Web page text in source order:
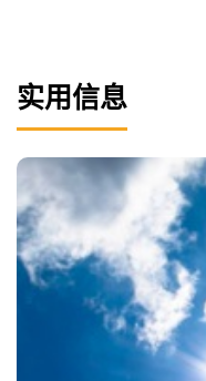
实用信息